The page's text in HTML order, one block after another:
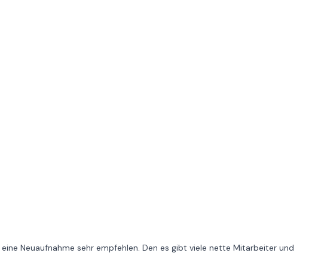
Neuaufnahme sehr empfehlen. Den es gibt viele nette Mitarbeiter und